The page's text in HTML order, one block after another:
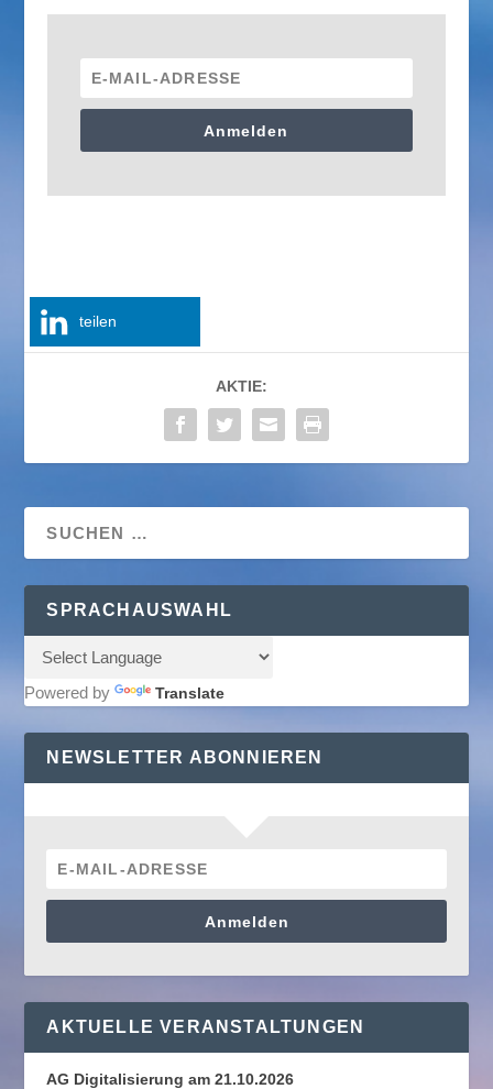
Anmelden
teilen
AKTIE:
SPRACHAUSWAHL
Powered by Translate
NEWSLETTER ABONNIEREN
Anmelden
AKTUELLE VERANSTALTUNGEN
AG Digitalisierung am 21.10.2026